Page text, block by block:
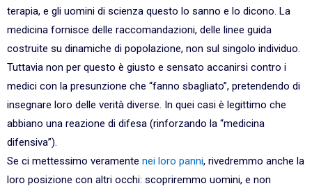
terapia, e gli uomini di scienza questo lo sanno e lo dicono. La
medicina fornisce delle raccomandazioni, delle linee guida
costruite su dinamiche di popolazione, non sul singolo individuo.
Tuttavia non per questo è giusto e sensato accanirsi contro i
medici con la presunzione che “fanno sbagliato”, pretendendo di
insegnare loro delle verità diverse. In quei casi è legittimo che
abbiano una reazione di difesa (rinforzando la “medicina
difensiva”).
Se ci mettessimo veramente nei loro panni, rivedremmo anche la
loro posizione con altri occhi: scopriremmo uomini, e non